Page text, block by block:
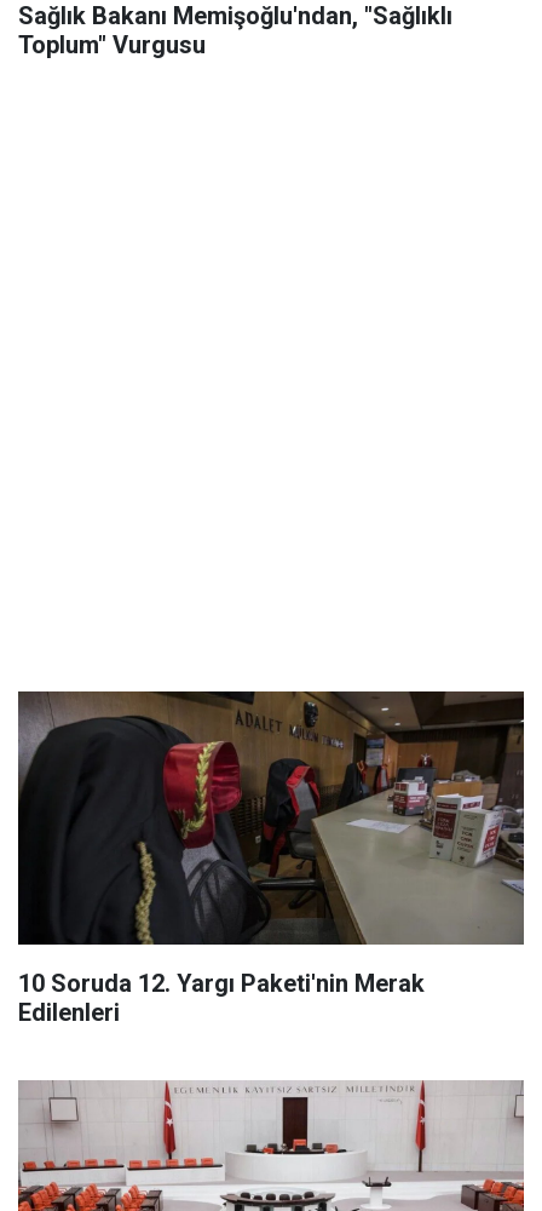
Sağlık Bakanı Memişoğlu'ndan, "Sağlıklı
Toplum" Vurgusu
10 Soruda 12. Yargı Paketi'nin Merak
Edilenleri